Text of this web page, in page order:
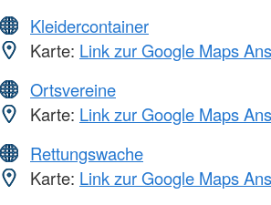
Kleidercontainer
Karte: Link zur Google Maps
Ortsvereine
Karte: Link zur Google Maps
Rettungswache
Karte: Link zur Google Maps